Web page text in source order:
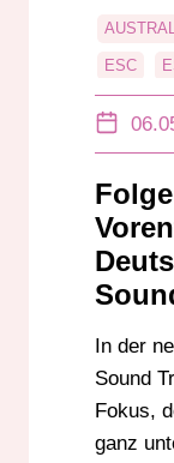
ESC
In der
Sound
Fokus,
ganz